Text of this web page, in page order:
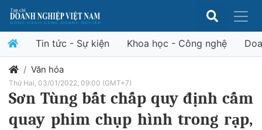
Tin tức - Sự kiện Khoa học - Công nghệ
Văn hóa
Thứ Hai, 03/01/2022, 09:00 (GMT+7)
Sơn Tùng bất chấp quy định cấm
quay phim chụp hình trong rạp,